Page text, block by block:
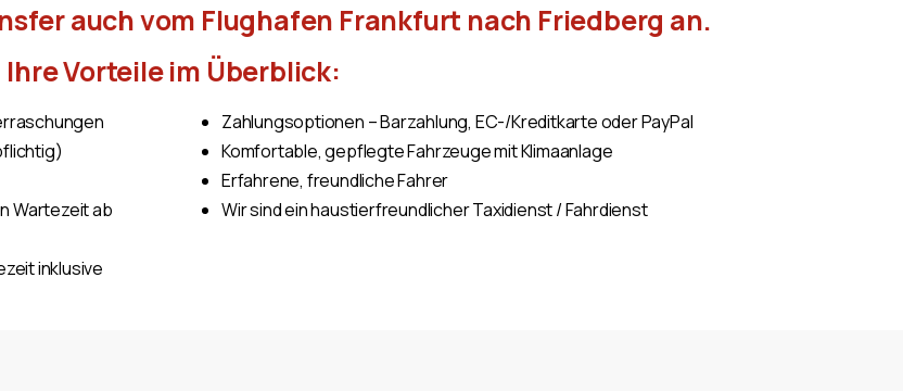
auch vom Flughafen Frankfurt nach Friedberg an.
Ihre Vorteile im Überblick:
Wartezeit ab
inklusive
Zahlungsoptionen – Barzahlung, EC-/Kreditkarte oder PayPal
Komfortable, gepflegte Fahrzeuge mit Klimaanlage
Erfahrene, freundliche Fahrer
Wir sind ein haustierfreundlicher Taxidienst / Fahrdienst